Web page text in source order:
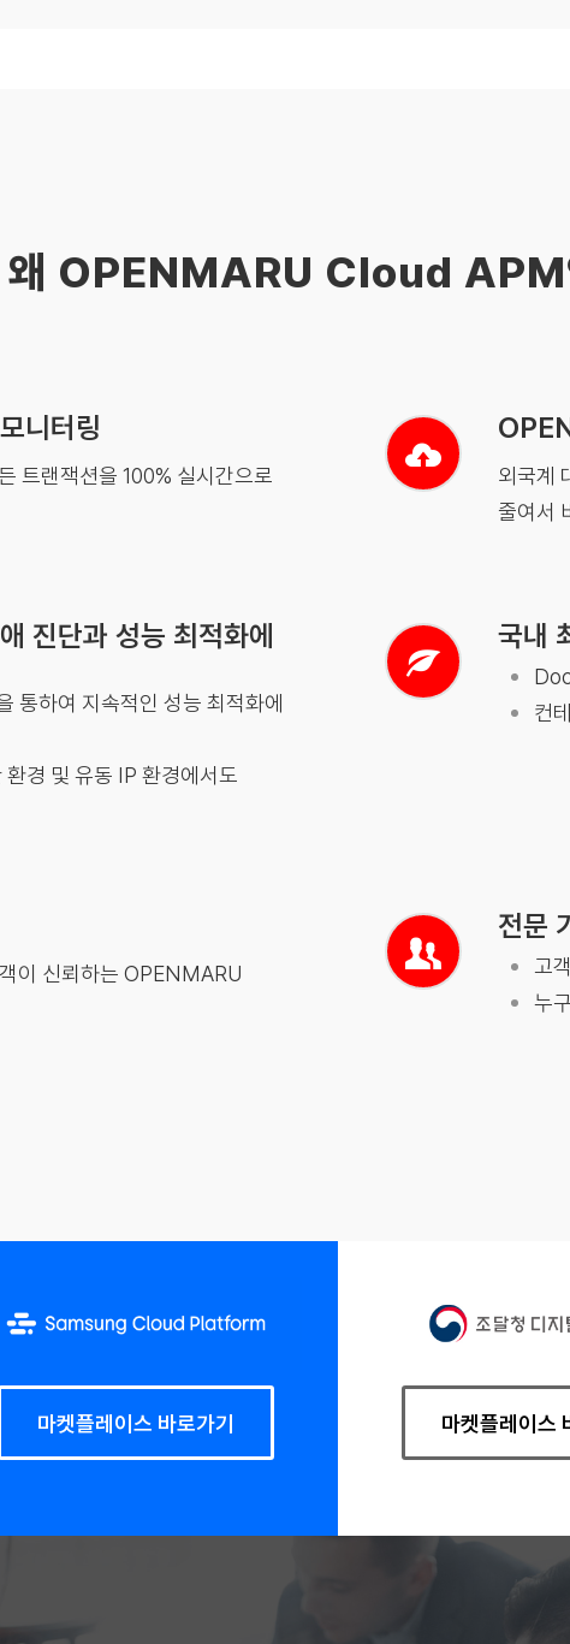
왜 OPENMARU Cloud APM
니터링
트랜잭션을 100% 실시간으로
외국계
줄여서
진단과 성능 최적화에
하여 지속적인 성능 최적화에
경 및 유동 IP 환경에서도
국내
컨
이 신뢰하는 OPENMARU
전문
고
누
마켓플레이스 바로가기 마켓플레이스